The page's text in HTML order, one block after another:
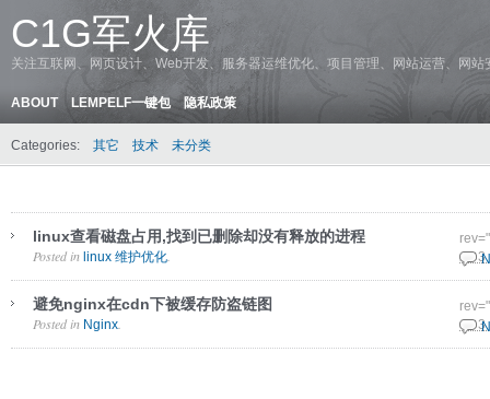
C1G军火库
关注互联网、网页设计、Web开发、服务器运维优化、项目管理、网站运营、网
ABOUT LEMPELF一键包 隐私政策
Categories: 其它 技术 未分类
linux查看磁盘占用,找到已删除却没有释放的进程
25 3
Posted in linux 维护优化
避免nginx在cdn下被缓存防盗链图
18 3
Posted in Nginx